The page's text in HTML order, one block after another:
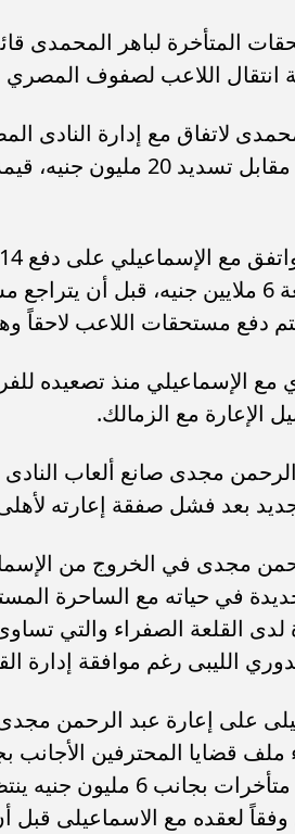
اللاعب لصفوف المصري
لاتفاق مع إدارة النادى
الموسم الجديد مقابل
دفع مستحقات اللاعب لاحقاً
الإعارة مع الزمالك.
مجدى صانع ألعاب
بعد فشل صفقة إعارته لأهلى
مجدى في الخروج من
في حياته مع الساحرة
الليبى رغم موافقة إدارة
على إعارة عبد الرحمن
قضايا المحترفين الأجانب
بـ 4 مليون جنيه
لعقده مع الاسماعيلى قبل